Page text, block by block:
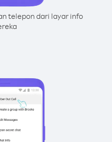
telepon dari layar info